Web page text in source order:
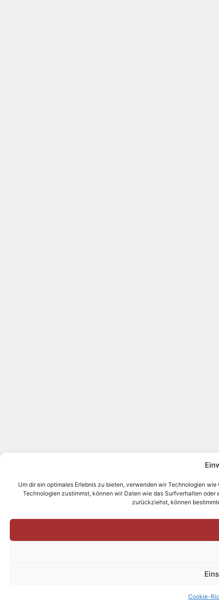
Um dir ein optimales Erlebnis zu bieten, verwenden wir Technologien
Technologien zustimmst, können wir Daten wie das Surfverhalten
zurückziehst, können
Cookie-